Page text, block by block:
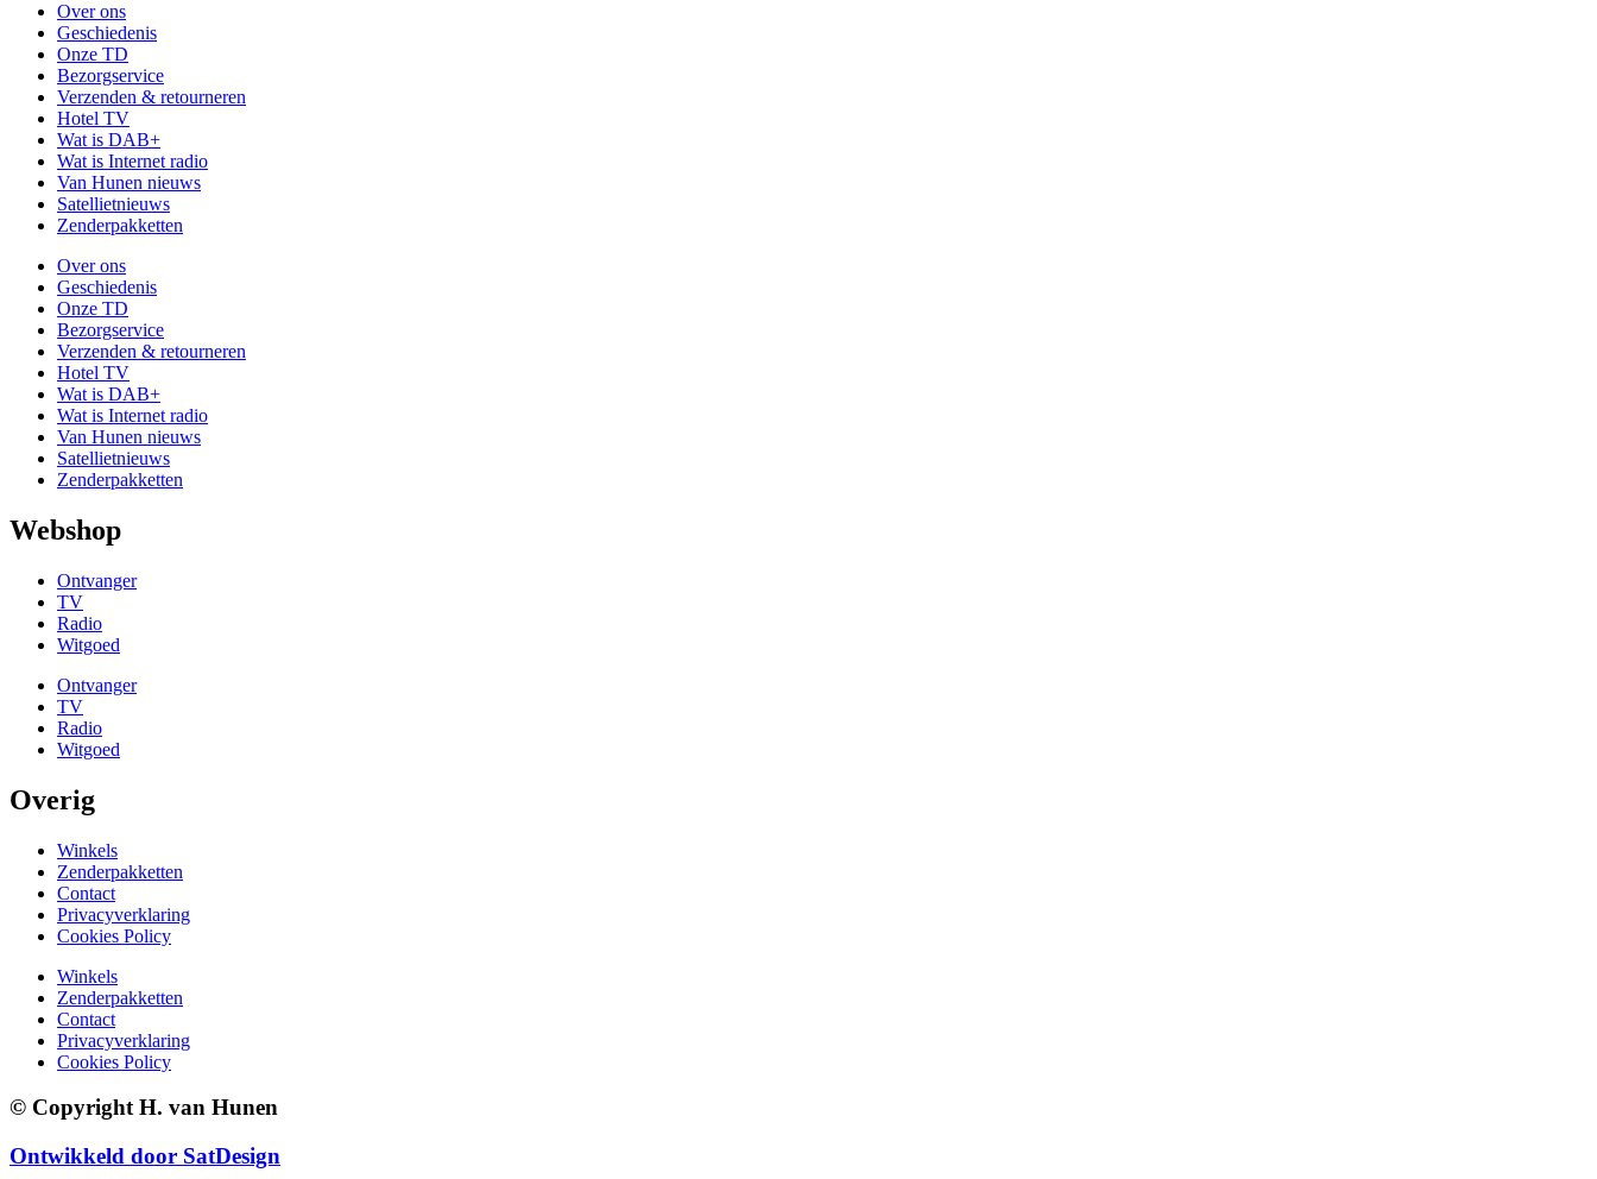
Over ons
Geschiedenis
Onze TD
Bezorgservice
Verzenden & retourneren
Hotel TV
Wat is DAB+
Wat is Internet radio
Van Hunen nieuws
Satellietnieuws
Zenderpakketten
Over ons
Geschiedenis
Onze TD
Bezorgservice
Verzenden & retourneren
Hotel TV
Wat is DAB+
Wat is Internet radio
Van Hunen nieuws
Satellietnieuws
Zenderpakketten
Webshop
Ontvanger
TV
Radio
Witgoed
Ontvanger
TV
Radio
Witgoed
Overig
Winkels
Zenderpakketten
Contact
Privacyverklaring
Cookies Policy
Winkels
Zenderpakketten
Contact
Privacyverklaring
Cookies Policy
© Copyright H. van Hunen
Ontwikkeld door SatDesign